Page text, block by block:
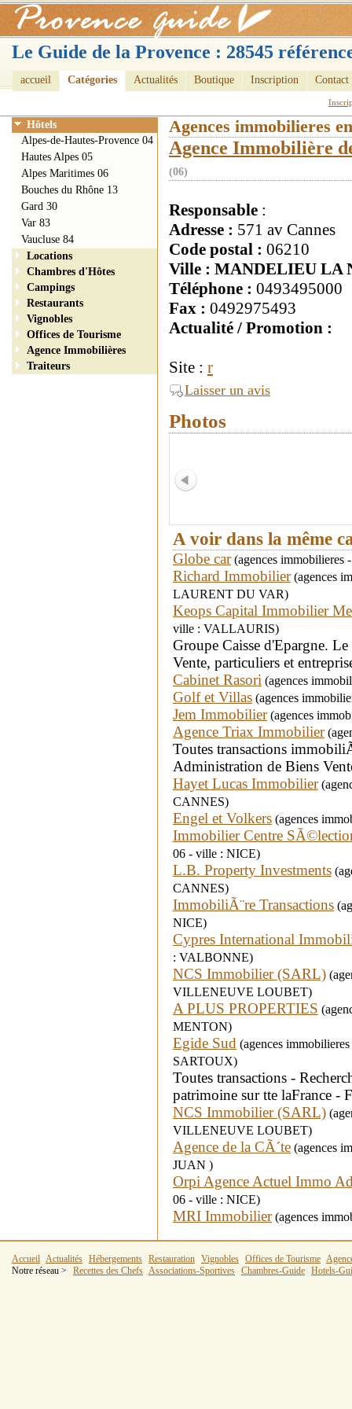
Le Guide de la Provence : 28545
accueil Catégories Actualités Boutique Inscription Contact
Agences immobilieres
Agence Immobilière
(06)
Responsable :
Adresse : 571 av Cannes
Code postal : 06210
Ville : MANDELIEU LA
Téléphone : 0493495000
Fax : 0492975493
Actualité / Promotion :
Site : r
Laisser un avis
Photos
A voir dans la même
Globe car(agences immobilieres
Richard Immobilier(agences
LAURENT DU VAR)
Keops Capital Immobilier
ville : VALLAURIS)
Groupe Caisse d'Epargne.
Vente, particuliers et
Cabinet Rasori (agences
Golf et Villas (agences
Jem Immobilier(agences
Agence Triax Immobilier
Toutes transactions
Administration de Biens
Hayet Lucas Immobilier
CANNES)
Engel et Volkers (agences
Immobilier Centre
06 - ville : NICE)
L.B. Property Investments
CANNES)
ImmobiliÃ¨re Transactions
NICE)
Cypres International
: VALBONNE)
NCS Immobilier (SARL)
VILLENEUVE LOUBET)
A PLUS PROPERTIES
MENTON)
Egide Sud (agences
SARTOUX)
Toutes transactions -
patrimoine sur tte laFrance
NCS Immobilier (SARL)
VILLENEUVE LOUBET)
Agence de la CÃ´te (agences
JUAN )
Orpi Agence Actuel Immo
06 - ville : NICE)
MRI Immobilier(agences
Hôtels
Alpes-de-Hautes-Provence 04
Hautes Alpes 05
Alpes Maritimes 06
Bouches du Rhône 13
Gard 30
Var 83
Vaucluse 84
Locations
Chambres d'Hôtes
Campings
Restaurants
Vignobles
Offices de Tourisme
Agence Immobilières
Traiteurs
Accueil Actualités Hébergements Restauration Vignobles Offices de Tourisme
Notre réseau >
Recettes des Chefs Associations-Sportives Chambres-Guide Hotels-